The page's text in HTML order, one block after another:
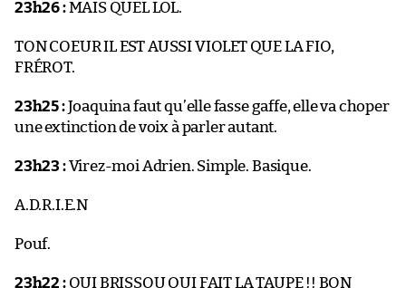
23h26 :MAIS QUEL LOL.
TON COEUR IL EST AUSSI VIOLET QUE LA FIO,
FRÉROT.
23h25 :Joaquina faut qu’elle fasse gaffe, elle va choper
une extinction de voix à parler autant.
23h23 :Virez-moi Adrien. Simple. Basique.
A.D.R.I.E.N
Pouf.
23h22 :OUI BRISSOU QUI FAIT LA TAUPE !! BON